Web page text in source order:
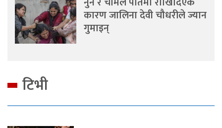
कारण जालिना देवी चौधरीले ज्यान
गुमाइन्
टिभी